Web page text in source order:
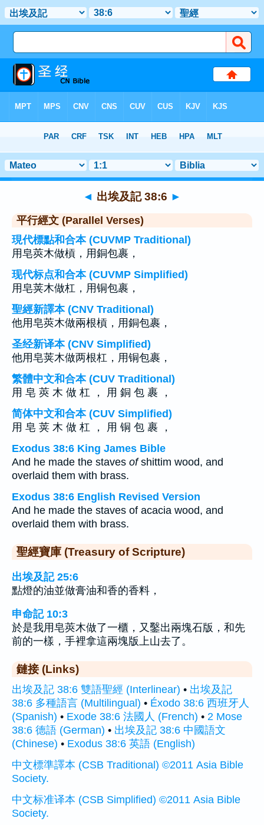
章 38> 聖經金句 6
◄ 出埃及記 38:6 ►
平行經文 (Parallel Verses)
現代標點和合本 (CUVMP Traditional)
用皂莢木做槓，用銅包裹，
现代标点和合本 (CUVMP Simplified)
用皂荚木做杠，用铜包裹，
聖經新譯本 (CNV Traditional)
他用皂莢木做兩根槓，用銅包裹，
圣经新译本 (CNV Simplified)
他用皂荚木做两根杠，用铜包裹，
繁體中文和合本 (CUV Traditional)
用 皂 莢 木 做 杠 ， 用 銅 包 裹 ，
简体中文和合本 (CUV Simplified)
用 皂 荚 木 做 杠 ， 用 铜 包 裹 ，
Exodus 38:6 King James Bible
And he made the staves ofshittim wood, and
overlaid them with brass.
Exodus 38:6 English Revised Version
And he made the staves of acacia wood, and
overlaid them with brass.
聖經寶庫 (Treasury of Scripture)
出埃及記 25:6
點燈的油並做膏油和香的香料，
申命記 10:3
於是我用皂莢木做了一櫃，又鑿出兩塊石版，和先
前的一樣，手裡拿這兩塊版上山去了。
鏈接 (Links)
出埃及記 38:6 雙語聖經 (Interlinear) • 出埃及記
38:6 多種語言 (Multilingual) • Éxodo 38:6 西班牙人
(Spanish) • Exode 38:6 法國人 (French) • 2 Mose
38:6 德語 (German) • 出埃及記 38:6 中國語文
(Chinese) • Exodus 38:6 英語 (English)
中文標準譯本 (CSB Traditional) ©2011 Asia Bible
Society.
中文标准译本 (CSB Simplified) ©2011 Asia Bible
Society.